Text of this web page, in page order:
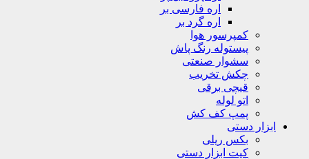
اره فارسی بر
اره گرد بر
کمپرسور هوا
پیستوله رنگ پاش
سشوار صنعتی
چکش تخریب
قیچی برقی
اتو لوله
پمپ کف کش
ابزار دستی
بکس ریلی
کیت ابزار دستی